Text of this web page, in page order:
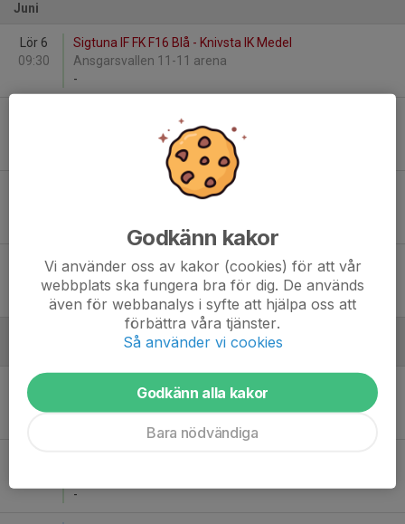
Juni
Lör 6
09:30
Sigtuna IF FK F16 Blå - Knivsta IK Medel
Ansgarsvallen 11-11 arena
-
Alsike IF F2016 - Knivsta IK Lätt
Brunnbyvallen 1
Knivsta IK Lätt - Rimbo IF F16/17
Tis 16
18:30
Knivsta IK Medel - BKV Norrtälje Blå
Björkvallen 1
-
Lör 15
10:00
Knivsta IK Medel - Unik FK F16 M
Engvallen IP 1
-
Godkänn kakor
Vi använder oss av kakor (cookies) för att vår
webbplats ska fungera bra för dig. De används
även för webbanalys i syfte att hjälpa oss att
förbättra våra tjänster.
Så använder vi cookies
Godkänn alla kakor
Bara nödvändiga